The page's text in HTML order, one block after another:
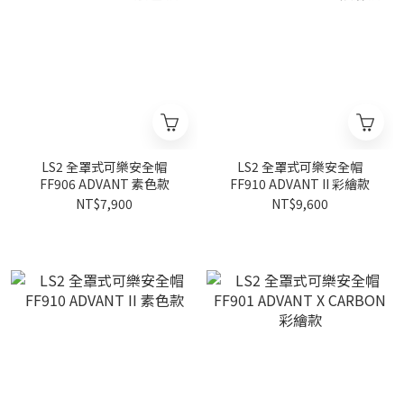
LS2 全罩式可樂安全帽
FF906 ADVANT 素色款
NT$7,900
LS2 全罩式可樂安全帽
FF910 ADVANT II 彩繪款
NT$9,600